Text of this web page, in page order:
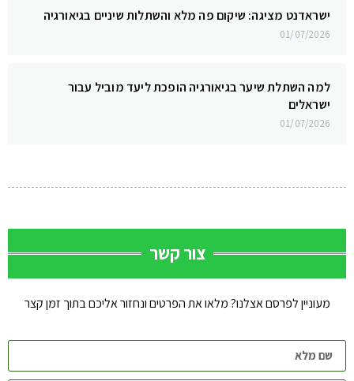
ישראדנט מציגה: שיקום פה מלא והשתלות שיניים בגיאורגיה
01/07/2026
למה השתלת שיער בגיאורגיה הופכת ליעד מוביל עבור
ישראלים
01/07/2026
צור קשר
מעוניין לפרסם אצלנו? מלאו את הפרטים ונחזור אליכם בתוך זמן קצר